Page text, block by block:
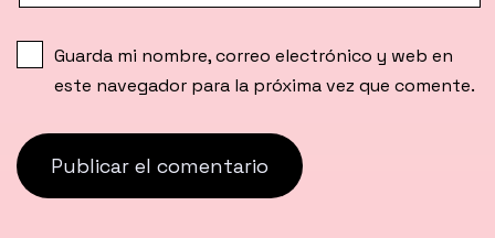
Guarda mi nombre, correo electrónico y web en
este navegador para la próxima vez que comente.